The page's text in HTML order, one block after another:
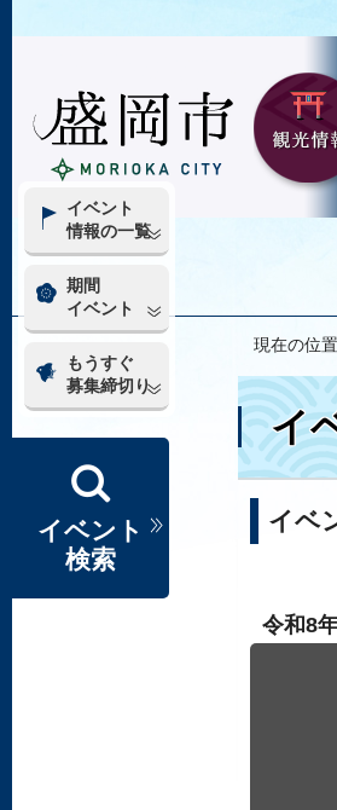
現在の位
イ
イベント
情報の一覧
期間
イベント
もうすぐ
募集締切り
イベント
検索
イベ
令和8